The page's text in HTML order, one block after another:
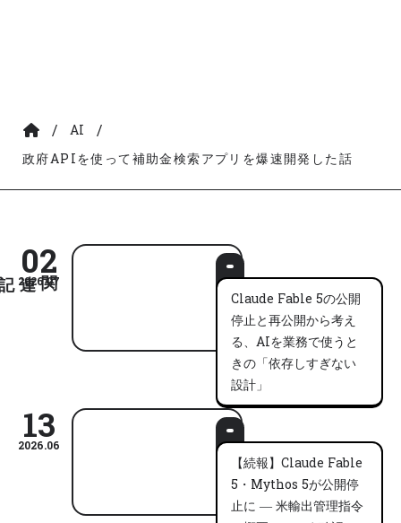
/ AI /
政府APIを使って補助金検索アプリを爆速開発した話
02
2026.07
Claude Fable 5の公開
停止と再公開から考え
る、AIを業務で使うと
きの「依存しすぎない
設計」
13
2026.06
【続報】Claude Fable
5・Mythos 5が公開停
止に ― 米輸出管理指令